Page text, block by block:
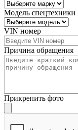
Модель спецтехники
VIN номер
Причина обращения
Прикрепить фото